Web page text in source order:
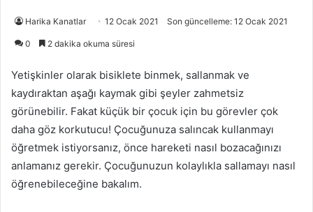
Harika Kanatlar 12 Ocak 2021 Son güncelleme: 12 Ocak 2021
0 2 dakika okuma süresi
Yetişkinler olarak bisiklete binmek, sallanmak ve
kaydıraktan aşağı kaymak gibi şeyler zahmetsiz
görünebilir. Fakat küçük bir çocuk için bu görevler çok
daha göz korkutucu! Çocuğunuza salıncak kullanmayı
öğretmek istiyorsanız, önce hareketi nasıl bozacağınızı
anlamanız gerekir. Çocuğunuzun kolaylıkla sallamayı nasıl
öğrenebileceğine bakalım.